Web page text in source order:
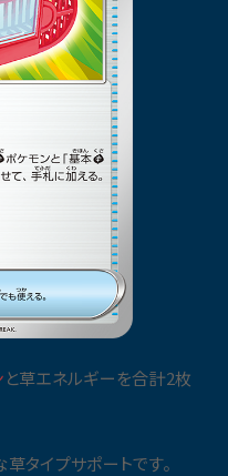
と草エネルギーを合計2枚
タイプサポートです。